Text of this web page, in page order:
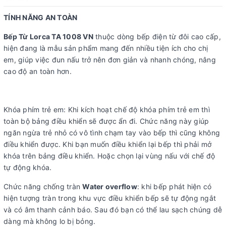
TÍNH NĂNG AN TOÀN
Bếp Từ Lorca TA 1008 VNthuộc dòng bếp điện từ đôi cao cấp,
hiện đang là mẫu sản phẩm mang đến nhiều tiện ích cho chị
em, giúp việc đun nấu trở nên đơn giản và nhanh chóng, nâng
cao độ an toàn hơn.
Khóa phím trẻ em: Khi kích hoạt chế độ khóa phím trẻ em thì
toàn bộ bảng điều khiển sẽ được ẩn đi. Chức năng này giúp
ngăn ngừa trẻ nhỏ có vô tình chạm tay vào bếp thì cũng không
điều khiển được. Khi bạn muốn điều khiển lại bếp thì phải mở
khóa trên bảng điều khiển. Hoặc chọn lại vùng nấu với chế độ
tự động khóa.
Chức năng chống trànWater overflow: khi bếp phát hiện có
hiện tượng tràn trong khu vực điều khiển bếp sẽ tự động ngắt
và có âm thanh cảnh báo. Sau đó bạn có thể lau sạch chúng dễ
dàng mà không lo bị bỏng.